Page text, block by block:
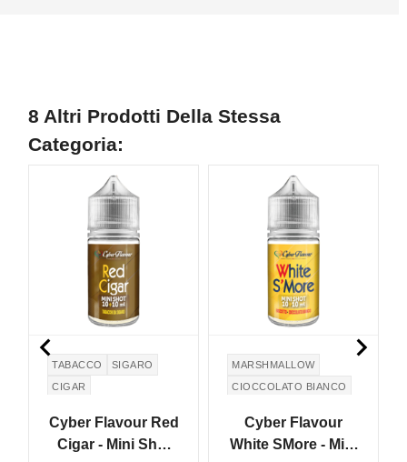
8 Altri Prodotti Della Stessa
Categoria:
TABACCO
SIGARO
CIGAR
Cyber Flavour Red
Cigar - Mini Shot
MARSHMALLOW
CIOCCOLATO BIANCO
GRAHAM CRACKERS
Cyber Flavour
White SMore - Mini
 